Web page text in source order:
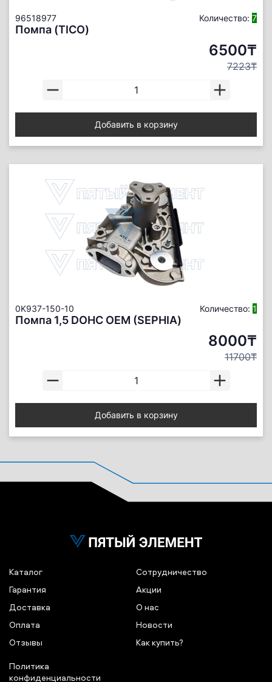
96518977 Количество: 7
Помпа (TICO)
6500₸
7223₸
Добавить в корзину
0K937-150-10 Количество: 1
Помпа 1,5 DOHC ОЕМ (SEPHIA)
8000₸
11700₸
Добавить в корзину
Каталог
Гарантия
Доставка
Оплата
Отзывы
Сотрудничество
Акции
О нас
Новости
Как купить?
Политика
конфиденциальности